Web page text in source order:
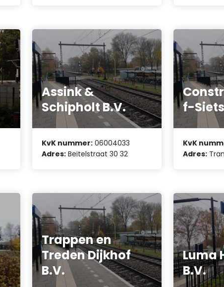
Assink &
Schipholt B.V.
KvK nummer: 06004033
Adres: Beitelstraat 30 32
f-
KvK
Adres:
Trappen en
Treden Dijkhof
B.V.
Luma
B.V.